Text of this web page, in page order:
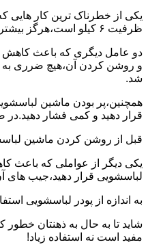
یکی از خطرناک ترین کار هایی
ظرفیت ۶ کیلو است،هرگز بیشتر از ۶ کیلو در داخل آن لباس قرار ندهید.این کار باعث می شود که عمر ماشین لباسشویی شما به شدت افزایش پیدا کند.
دو عامل دیگری که باعث کاهش
و روشن کردن آن،هیچ ضرری
شد.
همچنین،پر بودن ماشین
قرار دهید و کمی فشار دهید.در صورتی که اندازه ۱ انگشت میان سقف ماشین لباسشویی و لباس ها
قبل از روشن کردن ماشین
یکی دیگر از عواملی که باعث
لباسشویی قرار دهید،جیب های
به اندازه از پودر لباسشویی
شاید تا به حال به ذهنتان
مفید است نه استفاده زیاد!